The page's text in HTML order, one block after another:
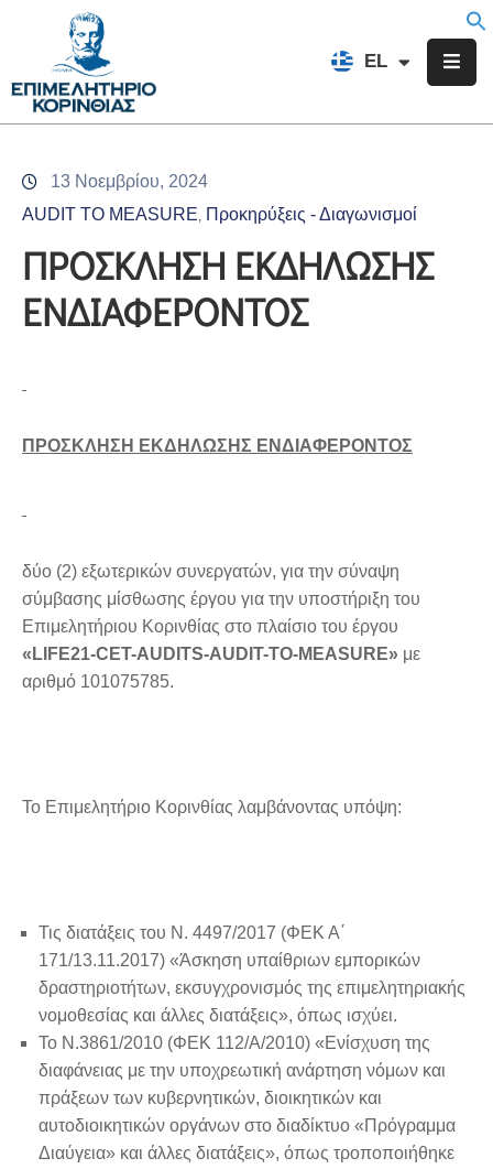
EL
FR
Επιμελητήριο
Υπηρεσίες
Προγράμματα
Δράσεις
Επικοινωνία
13 Νοεμβρίου, 2024
AUDIT TO MEASURE Προκηρύξεις - Διαγωνισμοί
ΠΡΟΣΚΛΗΣΗ ΕΚΔΗΛΩΣΗΣ
ΕΝΔΙΑΦΕΡΟΝΤΟΣ
ΠΡΟΣΚΛΗΣΗ ΕΚΔΗΛΩΣΗΣ ΕΝΔΙΑΦΕΡΟΝΤΟΣ
δύο (2) εξωτερικών συνεργατών, για την σύναψη
σύμβασης μίσθωσης έργου για την υποστήριξη του
Επιμελητήριου Κορινθίας στο πλαίσιο του έργου
«LIFE21-CET-AUDITS-AUDIT-TO-MEASURE» με
αριθμό 101075785.
Το Επιμελητήριο Κορινθίας λαμβάνοντας υπόψη:
Τις διατάξεις του Ν. 4497/2017 (ΦΕΚ Α΄
171/13.11.2017) «Άσκηση υπαίθριων εμπορικών
δραστηριοτήτων, εκσυγχρονισμός της επιμελητηριακής
νομοθεσίας και άλλες διατάξεις», όπως ισχύει.
Το Ν.3861/2010 (ΦΕΚ 112/Α/2010) «Ενίσχυση της
διαφάνειας με την υποχρεωτική ανάρτηση νόμων και
πράξεων των κυβερνητικών, διοικητικών και
αυτοδιοικητικών οργάνων στο διαδίκτυο «Πρόγραμμα
Διαύγεια» και άλλες διατάξεις», όπως τροποποιήθηκε